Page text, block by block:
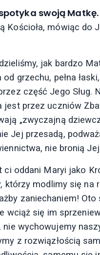
swoją Matkę.
mówiąc do
jak bardzo
grzechu, pełna
część Jego Sług.
jest przez uczniów
„zwyczajną
Jej przesadą,
nie bronią
ci oddani Maryi jako
którzy modlimy się
zaniechaniem!
wciąż się im
nie wychowujemy
z rozwiązłością